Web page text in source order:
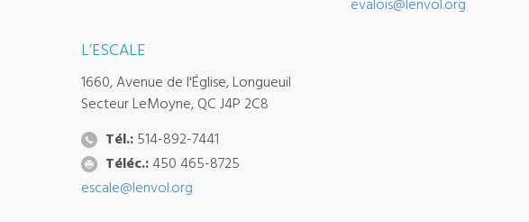
L’ESCALE
1660, Avenue de l'Église, Longueuil
Secteur LeMoyne, QC J4P 2C8
Tél.: 514-892-7441
Téléc.: 450 465-8725
escale@lenvol.org